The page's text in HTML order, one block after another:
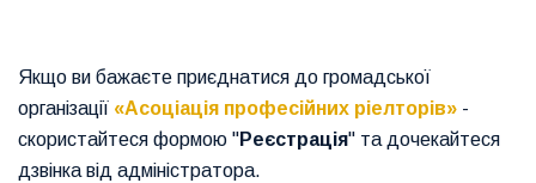
Якщо ви бажаєте приєднатися до громадської
організації «Асоціація професійних ріелторів» -
скористайтеся формою "Реєстрація" та дочекайтеся
дзвінка від адміністратора.